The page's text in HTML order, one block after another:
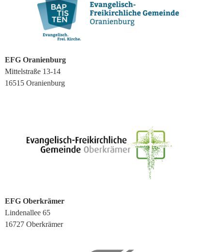
EFG Oranienburg
Mittelstraße 13-14
16515 Oranienburg
EFG Oberkrämer
Lindenallee 65
16727 Oberkrämer